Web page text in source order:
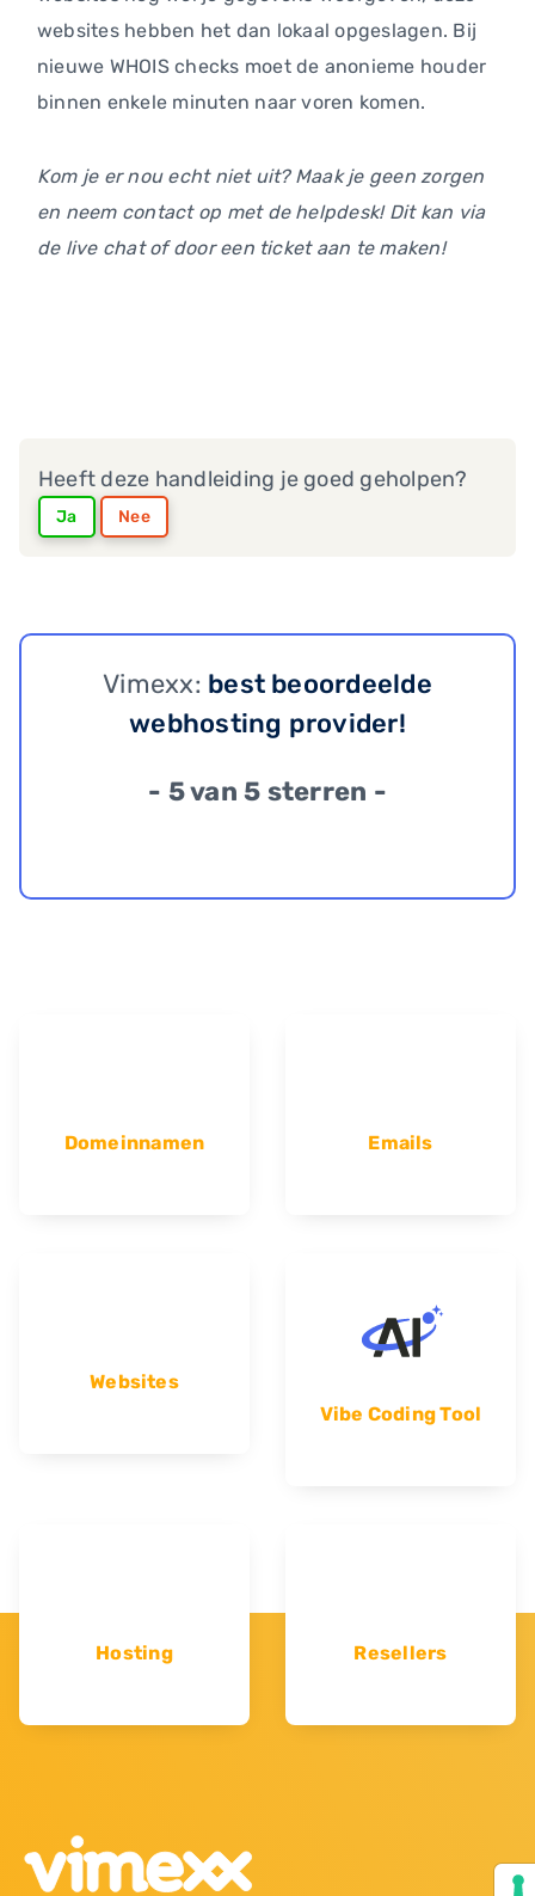
websites hebben het dan lokaal opgeslagen. Bij
nieuwe WHOIS checks moet de anonieme houder
binnen enkele minuten naar voren komen.
Kom je er nou echt niet uit? Maak je geen zorgen
en neem contact op met de helpdesk! Dit kan via
de live chat of door een ticket aan te maken!
Heeft deze handleiding je goed geholpen?
Ja Nee
Vimexx: best beoordeelde
webhosting provider!
- 5 van 5 sterren -
Domeinnamen Emails
Websites
Vibe Coding Tool
Hosting Resellers